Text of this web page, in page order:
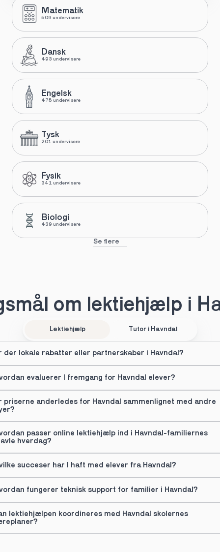
Matematik
509 undervisere
Dansk
493 undervisere
Engelsk
475 undervisere
Tysk
201 undervisere
Fysik
341 undervisere
Biologi
439 undervisere
Se flere
om lektiehjælp i
Lektiehjælp Tutor i Havndal
der lokale rabatter eller partnerskaber i Havndal?
evaluerer I fremgang for Havndal elever?
priserne anderledes for Havndal sammenlignet med andre
passer online lektiehjælp ind i Havndal-familiernes
hverdag?
succeser har I haft med elever fra Havndal?
fungerer teknisk support for familier i Havndal?
lektiehjælpen koordineres med Havndal skolernes